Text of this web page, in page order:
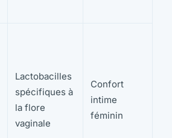
Lactobacilles
spécifiques à
la flore
vaginale
Confort
intime
féminin